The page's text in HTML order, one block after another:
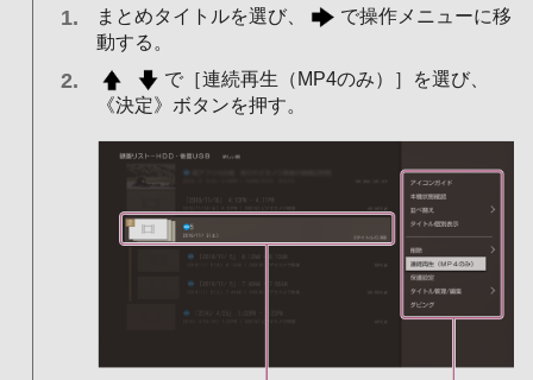
まとめタイトルを選び、
で操作メニューに移
動する。
で［連続再生（MP4のみ）］を選び、
《決定》ボタンを押す。